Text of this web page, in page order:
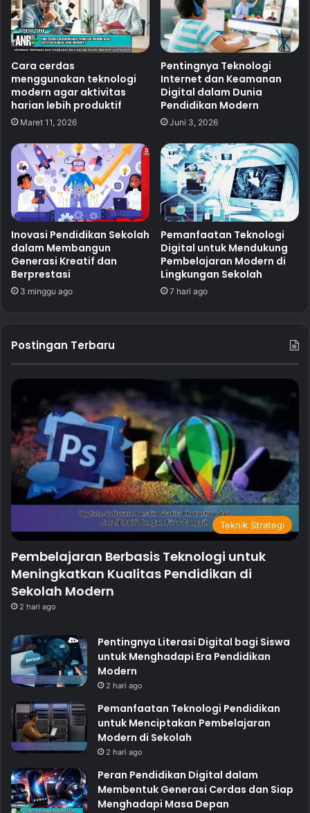
Cara cerdas
menggunakan teknologi
modern agar aktivitas
harian lebih produktif
Maret 11, 2026
Pentingnya Teknologi
Internet dan Keamanan
Digital dalam Dunia
Pendidikan Modern
Juni 3, 2026
Inovasi Pendidikan Sekolah
dalam Membangun
Generasi Kreatif dan
Berprestasi
3 minggu ago
Pemanfaatan Teknologi
Digital untuk Mendukung
Pembelajaran Modern di
Lingkungan Sekolah
7 hari ago
Postingan Terbaru
Teknik Strategi
Pembelajaran Berbasis Teknologi untuk
Meningkatkan Kualitas Pendidikan di
Sekolah Modern
2 hari ago
Pentingnya Literasi Digital bagi Siswa
untuk Menghadapi Era Pendidikan
Modern
2 hari ago
Pemanfaatan Teknologi Pendidikan
untuk Menciptakan Pembelajaran
Modern di Sekolah
2 hari ago
Peran Pendidikan Digital dalam
Membentuk Generasi Cerdas dan Siap
Menghadapi Masa Depan